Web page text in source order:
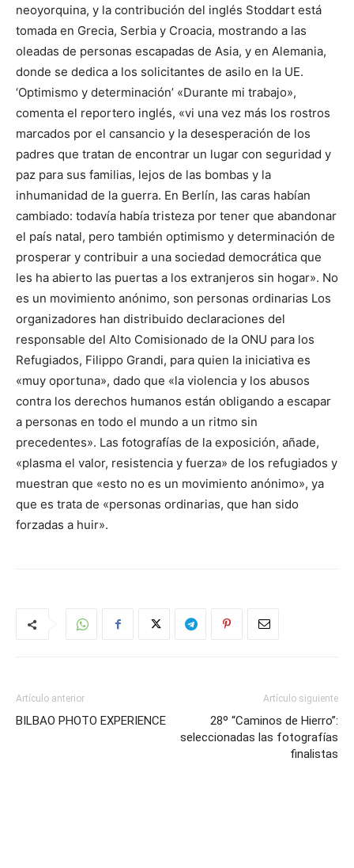
neoyorquina, y la contribución del inglés Stoddart está
tomada en Grecia, Serbia y Croacia, mostrando a las
oleadas de personas escapadas de Asia, y en Alemania,
donde se dedica a los solicitantes de asilo en la UE.
‘Optimismo y determinación’ «Durante mi trabajo»,
comenta el reportero inglés, «vi una vez más los rostros
marcados por el cansancio y la desesperación de los
padres que tratan de encontrar un lugar con seguridad y
paz para sus familias, lejos de las bombas y la
inhumanidad de la guerra. En Berlín, las caras habían
cambiado: todavía había tristeza por tener que abandonar
el país natal, pero también optimismo y determinación de
prosperar y contribuir a una sociedad democrática que
les ha abierto las puertas a los extranjeros sin hogar». No
es un movimiento anónimo, son personas ordinarias Los
organizadores han distribuido declaraciones del
responsable del Alto Comisionado de la ONU para los
Refugiados, Filippo Grandi, para quien la iniciativa es
«muy oportuna», dado que «la violencia y los abusos
contra los derechos humanos están obligando a escapar
a personas en todo el mundo a un ritmo sin
precedentes». Las fotografías de la exposición, añade,
«plasma el valor, resistencia y fuerza» de los refugiados y
muestran que «esto no es un movimiento anónimo», ya
que es trata de «personas ordinarias, que han sido
forzadas a huir».
Artículo anterior
BILBAO PHOTO EXPERIENCE
Artículo siguiente
28º “Caminos de Hierro”:
seleccionadas las fotografías
finalistas